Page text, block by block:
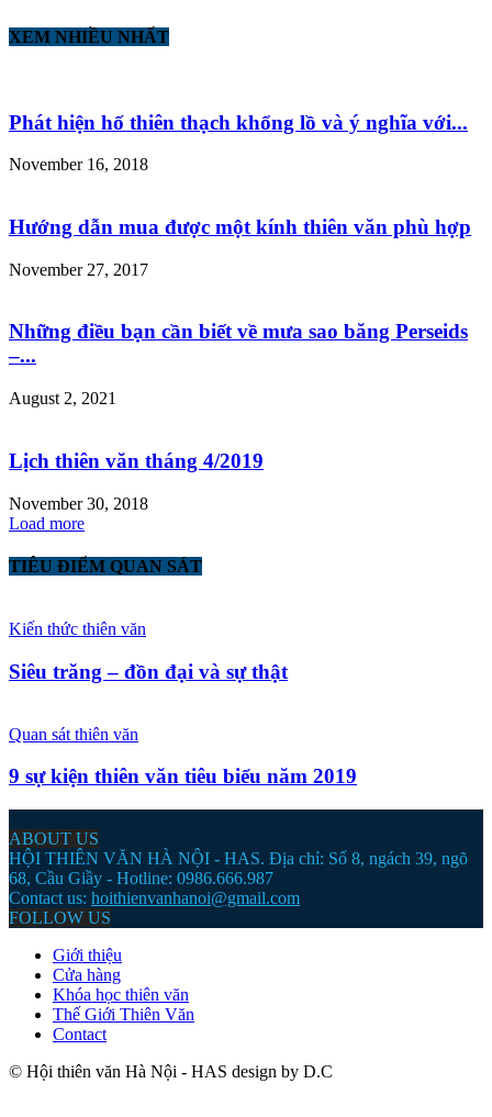
XEM NHIỀU NHẤT
Phát hiện hố thiên thạch khổng lồ và ý nghĩa với...
November 16, 2018
Hướng dẫn mua được một kính thiên văn phù hợp
November 27, 2017
Những điều bạn cần biết về mưa sao băng Perseids
–...
August 2, 2021
Lịch thiên văn tháng 4/2019
November 30, 2018
Load more
TIÊU ĐIỂM QUAN SÁT
Kiến thức thiên văn
Siêu trăng – đồn đại và sự thật
Quan sát thiên văn
9 sự kiện thiên văn tiêu biểu năm 2019
ABOUT US
HỘI THIÊN VĂN HÀ NỘI - HAS. Địa chỉ: Số 8, ngách 39, ngõ
68, Cầu Giầy - Hotline: 0986.666.987
Contact us: hoithienvanhanoi@gmail.com
FOLLOW US
Giới thiệu
Cửa hàng
Khóa học thiên văn
Thế Giới Thiên Văn
Contact
© Hội thiên văn Hà Nội - HAS design by D.C